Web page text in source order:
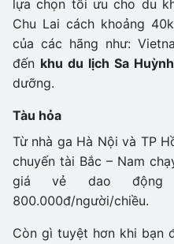
lựa chọn tối ưu cho du
Chu Lai cách khoảng
của các hãng như:
đến khu du lịch Sa
dưỡng.
Tàu hỏa
Từ nhà ga Hà Nội và TP
chuyến tài Bắc – Nam
giá vẻ dao
800.000đ/người/chiều.
Còn gì tuyệt hơn khi bạn